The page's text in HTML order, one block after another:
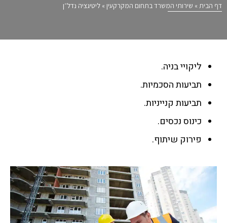
דף הבית» שירותי המשרד בתחום המקרקעין» ליטיגציה נדל״ן
ליקויי בניה.
תביעות הסכמיות.
תביעות קנייניות.
כינוס נכסים.
פירוק שיתוף.